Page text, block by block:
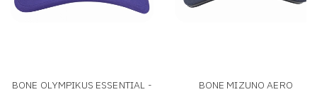
BONE OLYMPIKUS ESSENTIAL -
BONE MIZUNO AERO